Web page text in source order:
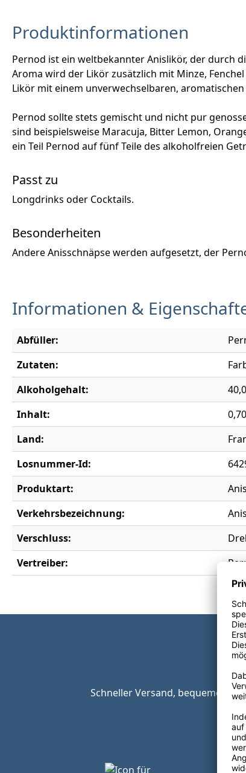
Produktinformationen
Pernod ist ein weltbekannter Anislikör, der durch
Aroma wird der Likör zusätzlich mit Minze,
Likör mit einem unverwechselbaren,
Pernod sollte stets gemischt und nicht pur
sind beispielsweise Maracuja, Bitter Lemon,
ein Teil Pernod auf fünf Teile des alkoholfreien
Passt zu
Longdrinks oder Cocktails.
Besonderheiten
Andere Anisschnäpse werden aufgesetzt, der
Informationen &
Abfüller:
Zutaten:
Alkoholgehalt:
Inhalt:
Land:
Losnummer-Id:
Produktart:
Verkehrsbezeichnung:
Verschluss:
Vertreiber:
Schneller Versand, bequeme